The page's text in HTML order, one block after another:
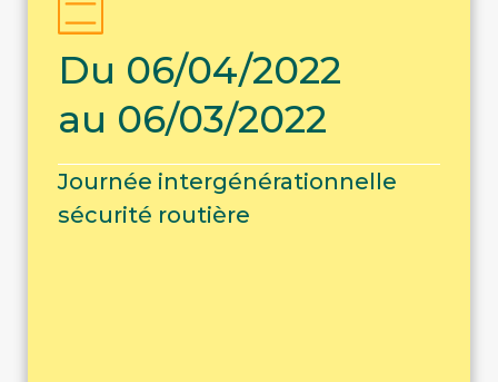
Du 06/04/2022
au 06/03/2022
Journée intergénérationnelle
sécurité routière